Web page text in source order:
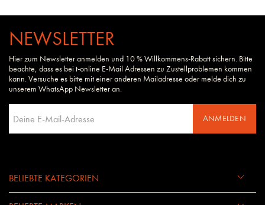
NEWSLETTER
Hier zum Newsletter anmelden und 10 % Willkommens-Rabatt sichern. Bitte
beachte, dass es bei t-online E-Mail Adressen zu Zustellproblemen kommen
kann. Versuche es bitte mit einer anderen Mailadresse oder melde dich zu
unserem WhatsApp Newsletter an.
ANMELDEN
BELIEBTE KATEGORIEN